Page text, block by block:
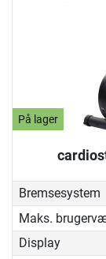
På lager
Bremsesystem
Maks.
Display